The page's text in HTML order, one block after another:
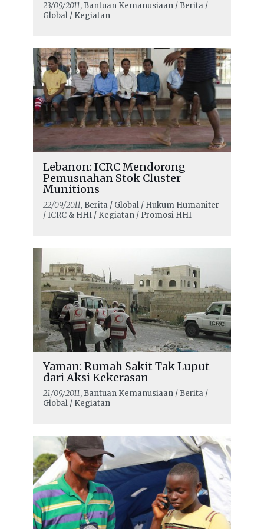
23/09/2011, Bantuan Kemanusiaan / Berita /
Global / Kegiatan
Lebanon: ICRC Mendorong
Pemusnahan Stok Cluster
Munitions
22/09/2011, Berita / Global / Hukum Humaniter
/ ICRC & HHI / Kegiatan / Promosi HHI
Yaman: Rumah Sakit Tak Luput
dari Aksi Kekerasan
21/09/2011, Bantuan Kemanusiaan / Berita /
Global / Kegiatan